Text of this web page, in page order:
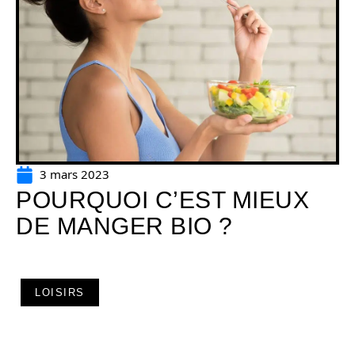
3 mars 2023
POURQUOI C’EST MIEUX
DE MANGER BIO ?
LOISIRS